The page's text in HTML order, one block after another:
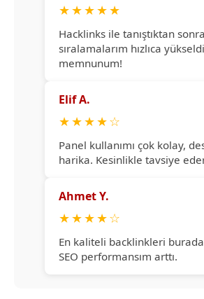
★★★★★
Hacklinks ile tanıştıktan sonra
sıralamalarım hızlıca
memnunum!
Elif A.
★★★★☆
Panel kullanımı çok kolay,
harika. Kesinlikle tavsiye
Ahmet Y.
★★★★☆
En kaliteli backlinkleri
SEO performansım arttı.